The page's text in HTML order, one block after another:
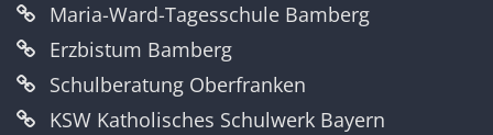
Maria-Ward-Tagesschule Bamberg
Erzbistum Bamberg
Schulberatung Oberfranken
KSW Katholisches Schulwerk Bayern